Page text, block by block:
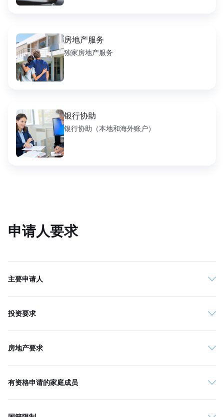
房地产服务
独家房地产服务
银行协助
银行协助（本地和海外账户）
申请人要求
主要申请人
投资要求
房地产要求
有资格申请的家庭成员